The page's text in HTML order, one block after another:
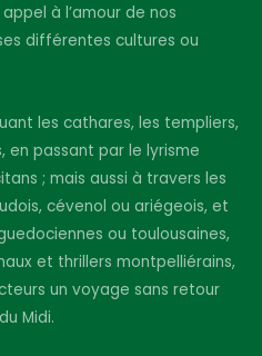
à l’amour de nos
différentes cultures ou
les cathares, les templiers,
en passant par le lyrisme
; mais aussi à travers les
cévenol ou ariégeois, et
ou toulousaines,
et thrillers montpelliérains,
un voyage sans retour
Midi.